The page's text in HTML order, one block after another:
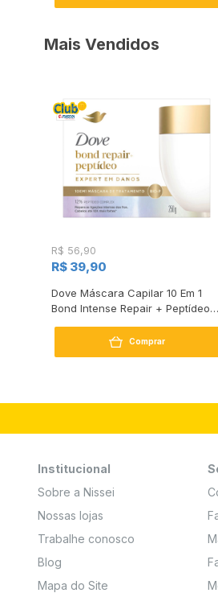
Mais Vendidos
R$ 56,90
R$ 39,90
Dove Máscara Capilar 10 Em 1
Bond Intense Repair + Peptídeo
Comprar
Institucional
Sobre a Nissei
Nossas lojas
Trabalhe conosco
Blog
Mapa do Site